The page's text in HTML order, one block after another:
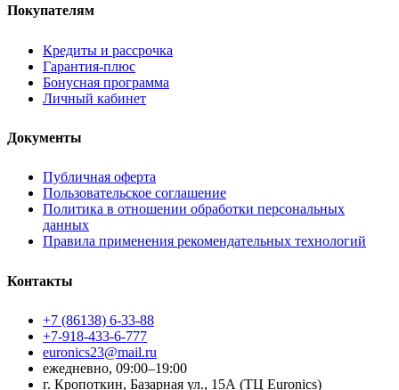
Покупателям
Кредиты и рассрочка
Гарантия-плюс
Бонусная программа
Личный кабинет
Документы
Публичная оферта
Пользовательское соглашение
Политика в отношении обработки персональных
данных
Правила применения рекомендательных технологий
Контакты
+7 (86138) 6-33-88
+7-918-433-6-777
euronics23@mail.ru
ежедневно, 09:00–19:00
г. Кропоткин, Базарная ул., 15А (ТЦ Euronics)